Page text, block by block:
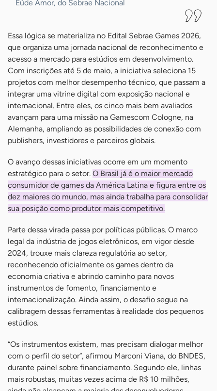
Eúde Amor, do Sebrae Nacional
Essa lógica se materializa no Edital Sebrae Games 2026,
que organiza uma jornada nacional de reconhecimento e
acesso a mercado para estúdios em desenvolvimento.
Com inscrições até 5 de maio, a iniciativa seleciona 15
projetos com melhor desempenho técnico, que passam a
integrar uma vitrine digital com exposição nacional e
internacional. Entre eles, os cinco mais bem avaliados
avançam para uma missão na Gamescom Cologne, na
Alemanha, ampliando as possibilidades de conexão com
publishers, investidores e parceiros globais.
O avanço dessas iniciativas ocorre em um momento
estratégico para o setor. O Brasil já é o maior mercado
consumidor de games da América Latina e figura entre os
dez maiores do mundo, mas ainda trabalha para consolidar
sua posição como produtor mais competitivo.
Parte dessa virada passa por políticas públicas. O marco
legal da indústria de jogos eletrônicos, em vigor desde
2024, trouxe mais clareza regulatória ao setor,
reconhecendo oficialmente os games dentro da
economia criativa e abrindo caminho para novos
instrumentos de fomento, financiamento e
internacionalização. Ainda assim, o desafio segue na
calibragem dessas ferramentas à realidade dos pequenos
estúdios.
“Os instrumentos existem, mas precisam dialogar melhor
com o perfil do setor”, afirmou Marconi Viana, do BNDES,
durante painel sobre financiamento. Segundo ele, linhas
mais robustas, muitas vezes acima de R$ 10 milhões,